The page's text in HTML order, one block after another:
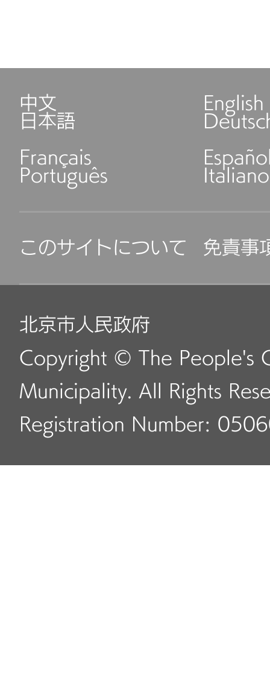
中文 English
日本語
Français
Português Italiano
このサイトについて 免責事
北京市人民政府
Copyright © The People's
Municipality. All Rights
Registration Number: